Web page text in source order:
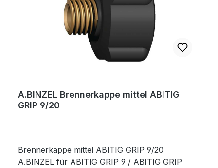
A.BINZEL Brennerkappe mittel ABITIG
GRIP 9/20
Brennerkappe mittel ABITIG GRIP 9/20
A.BINZEL für ABITIG GRIP 9 / ABITIG GRIP